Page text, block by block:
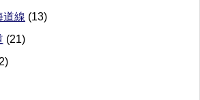
道線 (13)
(21)